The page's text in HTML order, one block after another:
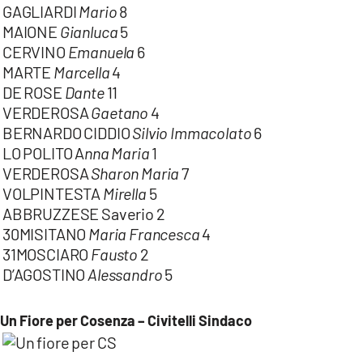
GAGLIARDIMario8
MAIONE Gianluca5
CERVINO Emanuela 6
MARTE Marcella4
DE ROSE Dante11
VERDEROSAGaetano 4
BERNARDO CIDDIOSilvio Immacolato6
LO POLITO Anna Maria1
VERDEROSASharon Maria7
VOLPINTESTA Mirella 5
ABBRUZZESE Saverio 2
30MISITANO Maria Francesca4
31MOSCIARO Fausto 2
D’AGOSTINO Alessandro5
Un Fiore per Cosenza – Civitelli Sindaco